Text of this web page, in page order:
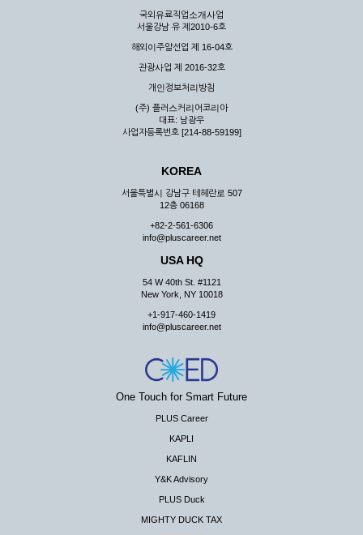
국외유료직업소개사업
서울강남 유 제2010-6호
해외이주알선업 제 16-04호
관광사업 제 2016-32호
개인정보처리방침
(주) 플러스커리어코리아
대표: 남광우
사업자등록번호 [214-88-59199]
KOREA
서울특별시 강남구 테헤란로 507
12층 06168
+82-2-561-6306
info@pluscareer.net
USA HQ
54 W 40th St. #1121
New York, NY 10018
+1-917-460-1419
info@pluscareer.net
One Touch for Smart Future
PLUS Career
KAPLI
KAFLIN
Y&K Advisory
PLUS Duck
MIGHTY DUCK TAX